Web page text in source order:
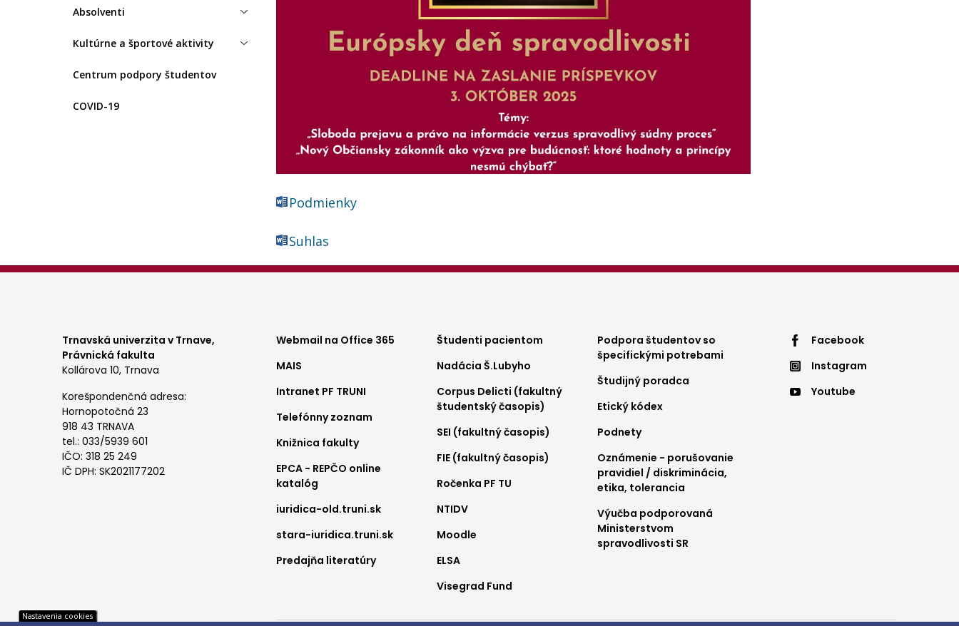
Absolventi
Kultúrne a športové aktivity
Centrum podpory študentov
COVID-19
Podmienky
Suhlas
Trnavská univerzita v Trnave,
Právnická fakulta
Kollárova 10, Trnava
Korešpondenčná adresa:
Hornopotočná 23
918 43 TRNAVA
tel.: 033/5939 601
IČO: 318 25 249
IČ DPH: SK2021177202
Footer
menu
1
Webmail na Office 365
MAIS
Intranet PF TRUNI
Telefónny zoznam
Knižnica fakulty
EPCA - REPČO online
katalóg
iuridica-old.truni.sk
stara-iuridica.truni.sk
Predajňa literatúry
Footer
menu
2
Študenti pacientom
Nadácia Š.Lubyho
Corpus Delicti (fakultný
študentský časopis)
SEI (fakultný časopis)
FIE (fakultný časopis)
Ročenka PF TU
NTIDV
Moodle
ELSA
Visegrad Fund
Footer
menu
3
Podpora študentov so
špecifickými potrebami
Študijný poradca
Etický kódex
Podnety
Oznámenie - porušovanie
pravidiel / diskriminácia,
etika, tolerancia
Výučba podporovaná
Ministerstvom
spravodlivosti SR
Footer
menu
Facebook
Instagram
Youtube
Päta
Nastavenia cookies